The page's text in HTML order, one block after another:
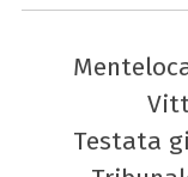
Testata